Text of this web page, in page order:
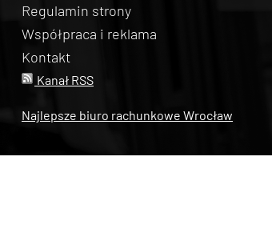
Regulamin strony
Współpraca i reklama
Kontakt
Kanał RSS
Najlepsze biuro rachunkowe Wrocław